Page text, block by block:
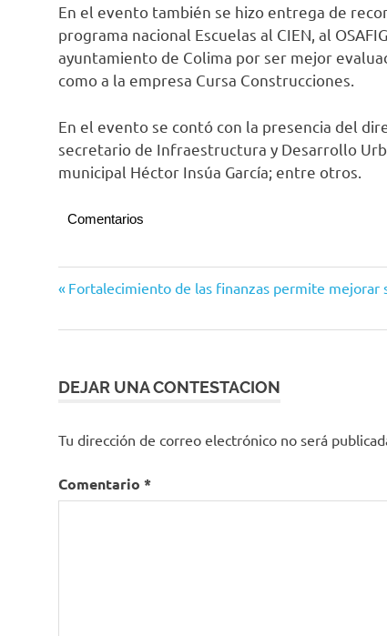
En el evento también se hizo entrega de
programa nacional Escuelas al CIEN, al
ayuntamiento de Colima por ser mejor
como a la empresa Cursa Construcciones.
En el evento se contó con la presencia del
secretario de Infraestructura y Desarrollo
municipal Héctor Insúa García; entre otros.
Comentarios
Navegación
de
Entrada
Fortalecimiento de las finanzas permite mejorar
DEJAR UNA CONTESTACION
Tu dirección de correo electrónico no será
Comentario *